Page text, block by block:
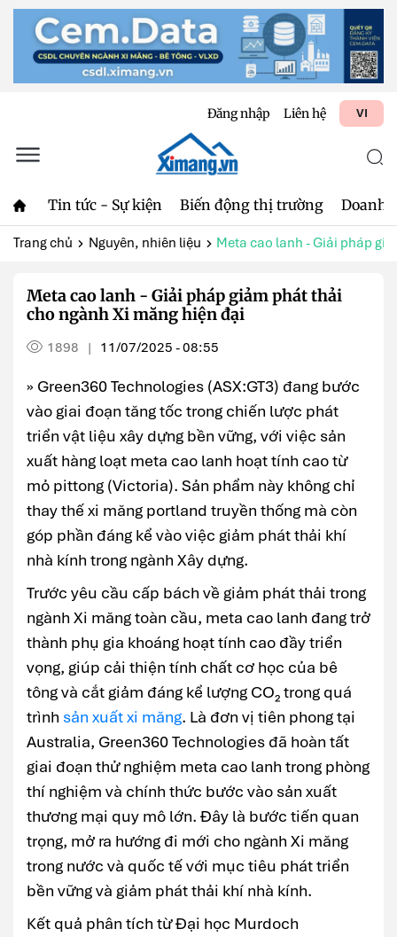
Đăng nhập Liên hệ VI
Tin tức - Sự kiện Biến động thị trường Doanh
Trang chủ Nguyên, nhiên liệu Meta cao lanh - Giải pháp
Meta cao lanh - Giải pháp giảm phát thải
cho ngành Xi măng hiện đại
1898 | 11/07/2025 - 08:55
» Green360 Technologies (ASX:GT3) đang bước
vào giai đoạn tăng tốc trong chiến lược phát
triển vật liệu xây dựng bền vững, với việc sản
xuất hàng loạt meta cao lanh hoạt tính cao từ
mỏ pittong (Victoria). Sản phẩm này không chỉ
thay thế xi măng portland truyền thống mà còn
góp phần đáng kể vào việc giảm phát thải khí
nhà kính trong ngành Xây dựng.
Trước yêu cầu cấp bách về giảm phát thải trong
ngành Xi măng toàn cầu, meta cao lanh đang trở
thành phụ gia khoáng hoạt tính cao đầy triển
vọng, giúp cải thiện tính chất cơ học của bê
tông và cắt giảm đáng kể lượng CO₂ trong quá
trình sản xuất xi măng. Là đơn vị tiên phong tại
Australia, Green360 Technologies đã hoàn tất
giai đoạn thử nghiệm meta cao lanh trong phòng
thí nghiệm và chính thức bước vào sản xuất
thương mại quy mô lớn. Đây là bước tiến quan
trọng, mở ra hướng đi mới cho ngành Xi măng
trong nước và quốc tế với mục tiêu phát triển
bền vững và giảm phát thải khí nhà kính.
Kết quả phân tích từ Đại học Murdoch